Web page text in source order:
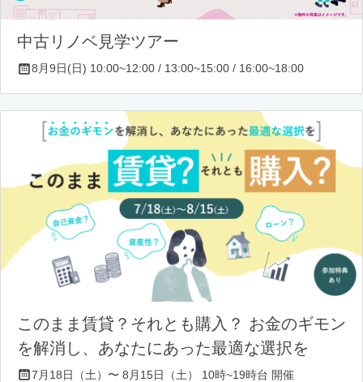
中古リノベ見学ツアー
8月9日(日) 10:00~12:00 / 13:00~15:00 / 16:00~18:00
このまま賃貸？それとも購入？ お金のギモン
を解消し、あなたにあった最適な選択を
7月18日（土）〜 8月15日（土） 10時~19時台 開催